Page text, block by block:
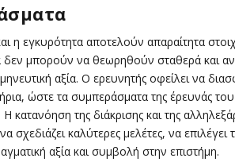
η εγκυρότητα αποτελούν απαραίτητα
δεν μπορούν να θεωρηθούν σταθερά και
αξία. Ο ερευνητής οφείλει να
ώστε τα συμπεράσματα της έρευνάς του
κατανόηση της διάκρισης και της
σχεδιάζει καλύτερες μελέτες, να
αξία και συμβολή στην επιστήμη.